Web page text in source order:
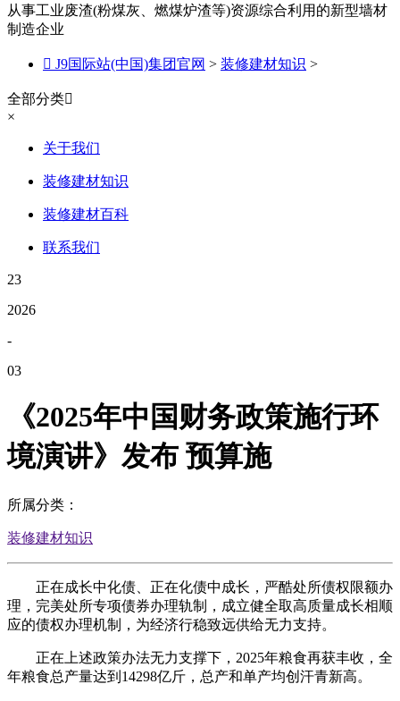
从事工业废渣(粉煤灰、燃煤炉渣等)资源综合利用的新型墙材
制造企业
 J9国际站(中国)集团官网 > 装修建材知识 >
全部分类
×
关于我们
装修建材知识
装修建材百科
联系我们
23
2026
-
03
《2025年中国财务政策施行环
境演讲》发布 预算施
所属分类：
装修建材知识
正在成长中化债、正在化债中成长，严酷处所债权限额办
理，完美处所专项债券办理轨制，成立健全取高质量成长相顺
应的债权办理机制，为经济行稳致远供给无力支持。
正在上述政策办法无力支撑下，2025年粮食再获丰收，全
年粮食总产量达到14298亿斤，总产和单产均创汗青新高。